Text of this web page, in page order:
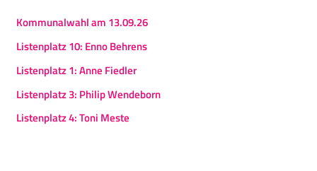
Kommunalwahl am 13.09.26
Listenplatz 10: Enno Behrens
Listenplatz 1: Anne Fiedler
Listenplatz 3: Philip Wendeborn
Listenplatz 4: Toni Meste